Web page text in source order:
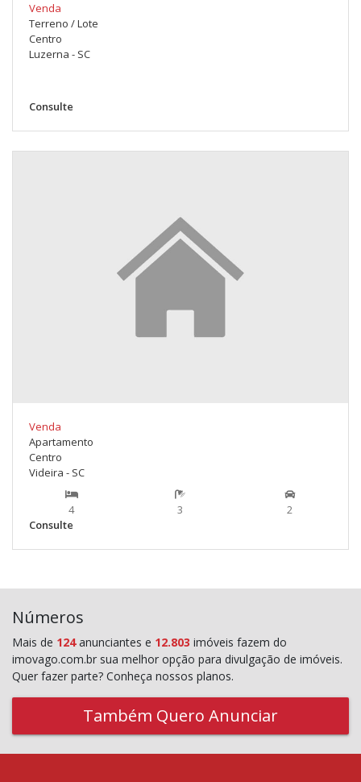
Venda
Terreno / Lote
Centro
Luzerna - SC
Consulte
Venda
Apartamento
Centro
Videira - SC
4 3
2
Consulte
Números
Mais de 124anunciantes e 12.803 imóveis fazem do
imovago.com.br sua melhor opção para divulgação de imóveis.
Quer fazer parte? Conheça nossos planos.
Também Quero Anunciar